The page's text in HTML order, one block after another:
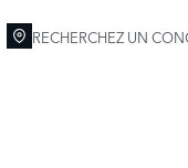
RECHERCHEZ UN